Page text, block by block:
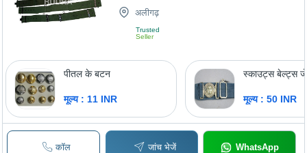
अलीगढ़
Trusted
Seller
पीतल के बटन
मूल्य : 11 INR
स्काउट्स बेल्ट्स
मूल्य : 50 INR
कॉल जांच भेजें WhatsApp